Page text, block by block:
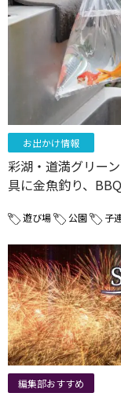
お出かけ情報
彩湖・道満グリー
具に金魚釣り、
遊び場 公園 子
編集部おすすめ